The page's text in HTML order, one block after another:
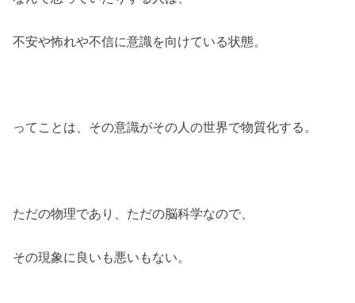
不安や怖れや不信に意識を向けている状態。
ってことは、その意識がその人の世界で物質化する。
ただの物理であり、ただの脳科学なので、
その現象に良いも悪いもない。